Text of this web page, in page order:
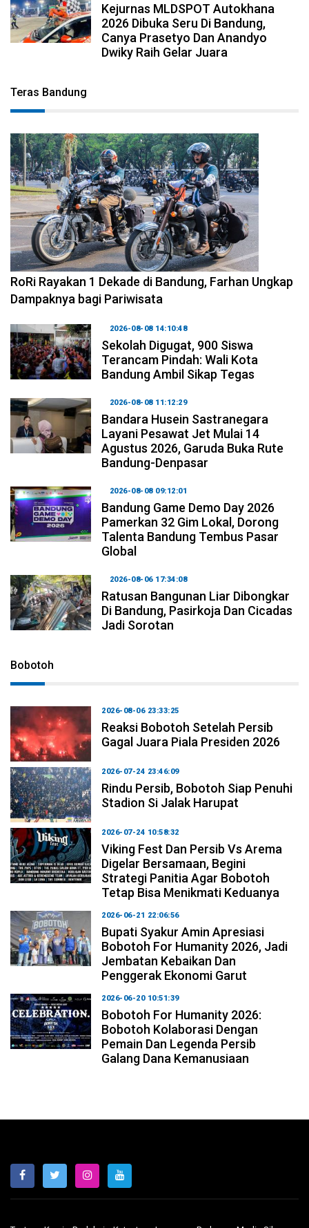
Kejurnas MLDSPOT Autokhana
2026 Dibuka Seru Di Bandung,
Canya Prasetyo Dan Anandyo
Dwiky Raih Gelar Juara
Teras Bandung
2026-08-09 09:55:44
RoRi Rayakan 1 Dekade di Bandung, Farhan Ungkap
Dampaknya bagi Pariwisata
2026-08-08 14:10:48
Sekolah Digugat, 900 Siswa
Terancam Pindah: Wali Kota
Bandung Ambil Sikap Tegas
2026-08-08 11:12:29
Bandara Husein Sastranegara
Layani Pesawat Jet Mulai 14
Agustus 2026, Garuda Buka Rute
Bandung-Denpasar
2026-08-08 09:12:01
Bandung Game Demo Day 2026
Pamerkan 32 Gim Lokal, Dorong
Talenta Bandung Tembus Pasar
Global
2026-08-06 17:34:08
Ratusan Bangunan Liar Dibongkar
Di Bandung, Pasirkoja Dan Cicadas
Jadi Sorotan
Bobotoh
2026-08-06 23:33:25
Reaksi Bobotoh Setelah Persib
Gagal Juara Piala Presiden 2026
2026-07-24 23:46:09
Rindu Persib, Bobotoh Siap Penuhi
Stadion Si Jalak Harupat
2026-07-24 10:58:32
Viking Fest Dan Persib Vs Arema
Digelar Bersamaan, Begini
Strategi Panitia Agar Bobotoh
Tetap Bisa Menikmati Keduanya
2026-06-21 22:06:56
Bupati Syakur Amin Apresiasi
Bobotoh For Humanity 2026, Jadi
Jembatan Kebaikan Dan
Penggerak Ekonomi Garut
2026-06-20 10:51:39
Bobotoh For Humanity 2026:
Bobotoh Kolaborasi Dengan
Pemain Dan Legenda Persib
Galang Dana Kemanusiaan